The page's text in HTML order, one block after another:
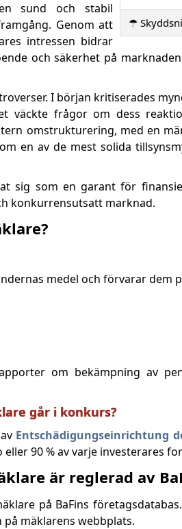
☂️
sund och stabil
Genom att
intressen bidrar
och säkerhet på
I början kritiserades
väckte frågor om dess
omstrukturering, med en
en av de mest solida
sig som en garant för
konkurrensutsatt marknad.
medel och förvarar dem
om bekämpning av
går i konkurs?
Entschädigungseinrichtung
90 % av varje investerares
är reglerad av
på BaFins
mäklarens webbplats.